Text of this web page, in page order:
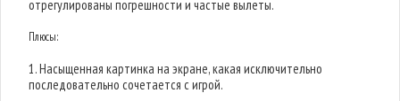
отрегулированы погрешности и частые вылеты.
Плюсы:
1. Насыщенная картинка на экране, какая исключительно
последовательно сочетается с игрой.